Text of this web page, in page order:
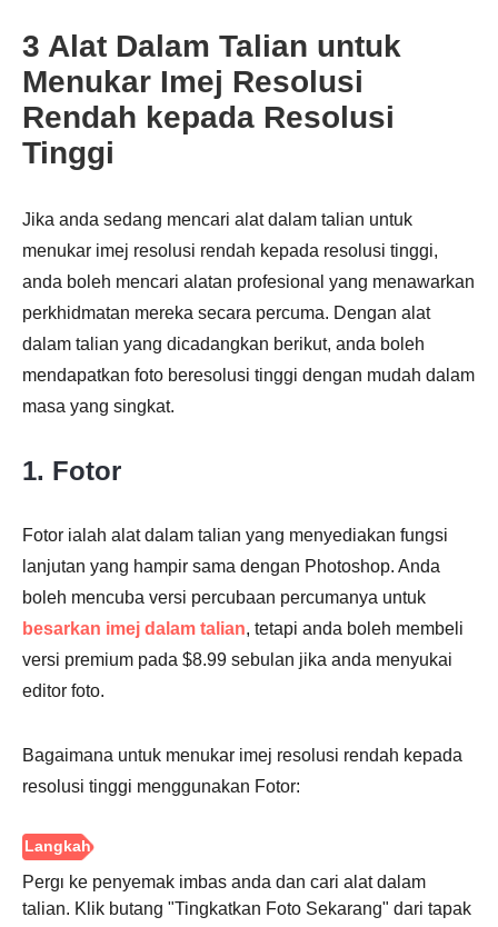
3.
3 Alat Dalam Talian untuk
Menukar Imej Resolusi
Rendah kepada Resolusi
Tinggi
Jika anda sedang mencari alat dalam talian untuk
menukar imej resolusi rendah kepada resolusi tinggi,
anda boleh mencari alatan profesional yang menawarkan
perkhidmatan mereka secara percuma. Dengan alat
dalam talian yang dicadangkan berikut, anda boleh
mendapatkan foto beresolusi tinggi dengan mudah dalam
masa yang singkat.
1. Fotor
Fotor ialah alat dalam talian yang menyediakan fungsi
lanjutan yang hampir sama dengan Photoshop. Anda
boleh mencuba versi percubaan percumanya untuk
besarkan imej dalam talian, tetapi anda boleh membeli
versi premium pada $8.99 sebulan jika anda menyukai
editor foto.
Bagaimana untuk menukar imej resolusi rendah kepada
resolusi tinggi menggunakan Fotor:
Pergi ke penyemak imbas anda dan cari alat dalam
talian. Klik butang "Tingkatkan Foto Sekarang" dari tapak